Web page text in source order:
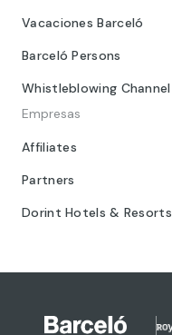
Vacaciones Barceló
Barceló Persons
Whistleblowing Channel
Empresas
Affiliates
Partners
Dorint Hotels & Resorts